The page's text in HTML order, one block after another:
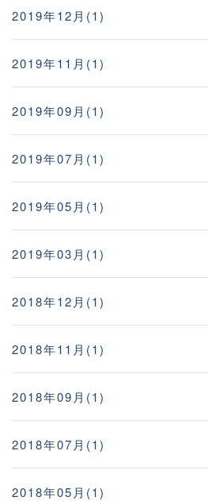
2019年12月(1)
2019年11月(1)
2019年09月(1)
2019年07月(1)
2019年05月(1)
2019年03月(1)
2018年12月(1)
2018年11月(1)
2018年09月(1)
2018年07月(1)
2018年05月(1)